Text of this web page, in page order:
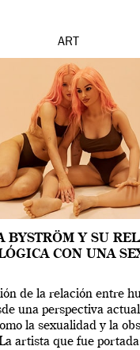
ART
BYSTRÖM Y SU
CON UNA
de la relación entre
una perspectiva
la sexualidad y la
artista que fue